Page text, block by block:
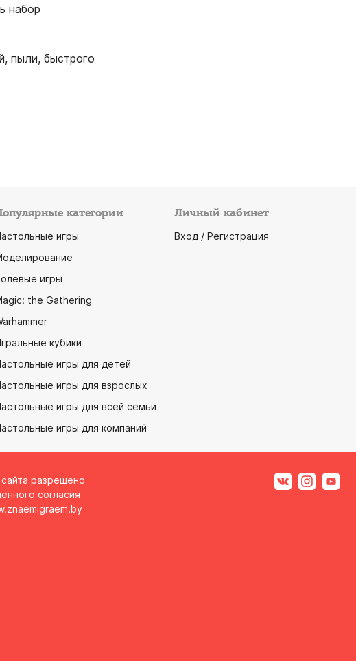
набор
пыли, быстрого
категории
игры
игры
the Gathering
кубики
игры для детей
игры для взрослых
игры для всей семьи
игры для компаний
Личный кабинет
Вход / Регистрация
разрешено
согласия